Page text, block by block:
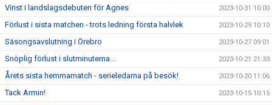
Vinst i landslagsdebuten för Agnes 2023-10-31 10:00
Förlust i sista matchen - trots ledning första halvlek 2023-10-29 10:10
Säsongsavslutning i Örebro 2023-10-27 09:01
Snöplig förlust i slutminuterna... 2023-10-21 21:33
Årets sista hemmamatch - serieledarna på besök! 2023-10-20 11:06
Tack Armin! 2023-10-15 10:15